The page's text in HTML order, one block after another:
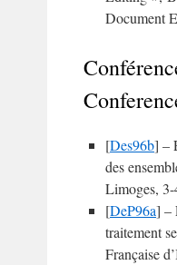
Document
[Des96b] –
des
Limoges,
[DeP96a] –
traitement
Française